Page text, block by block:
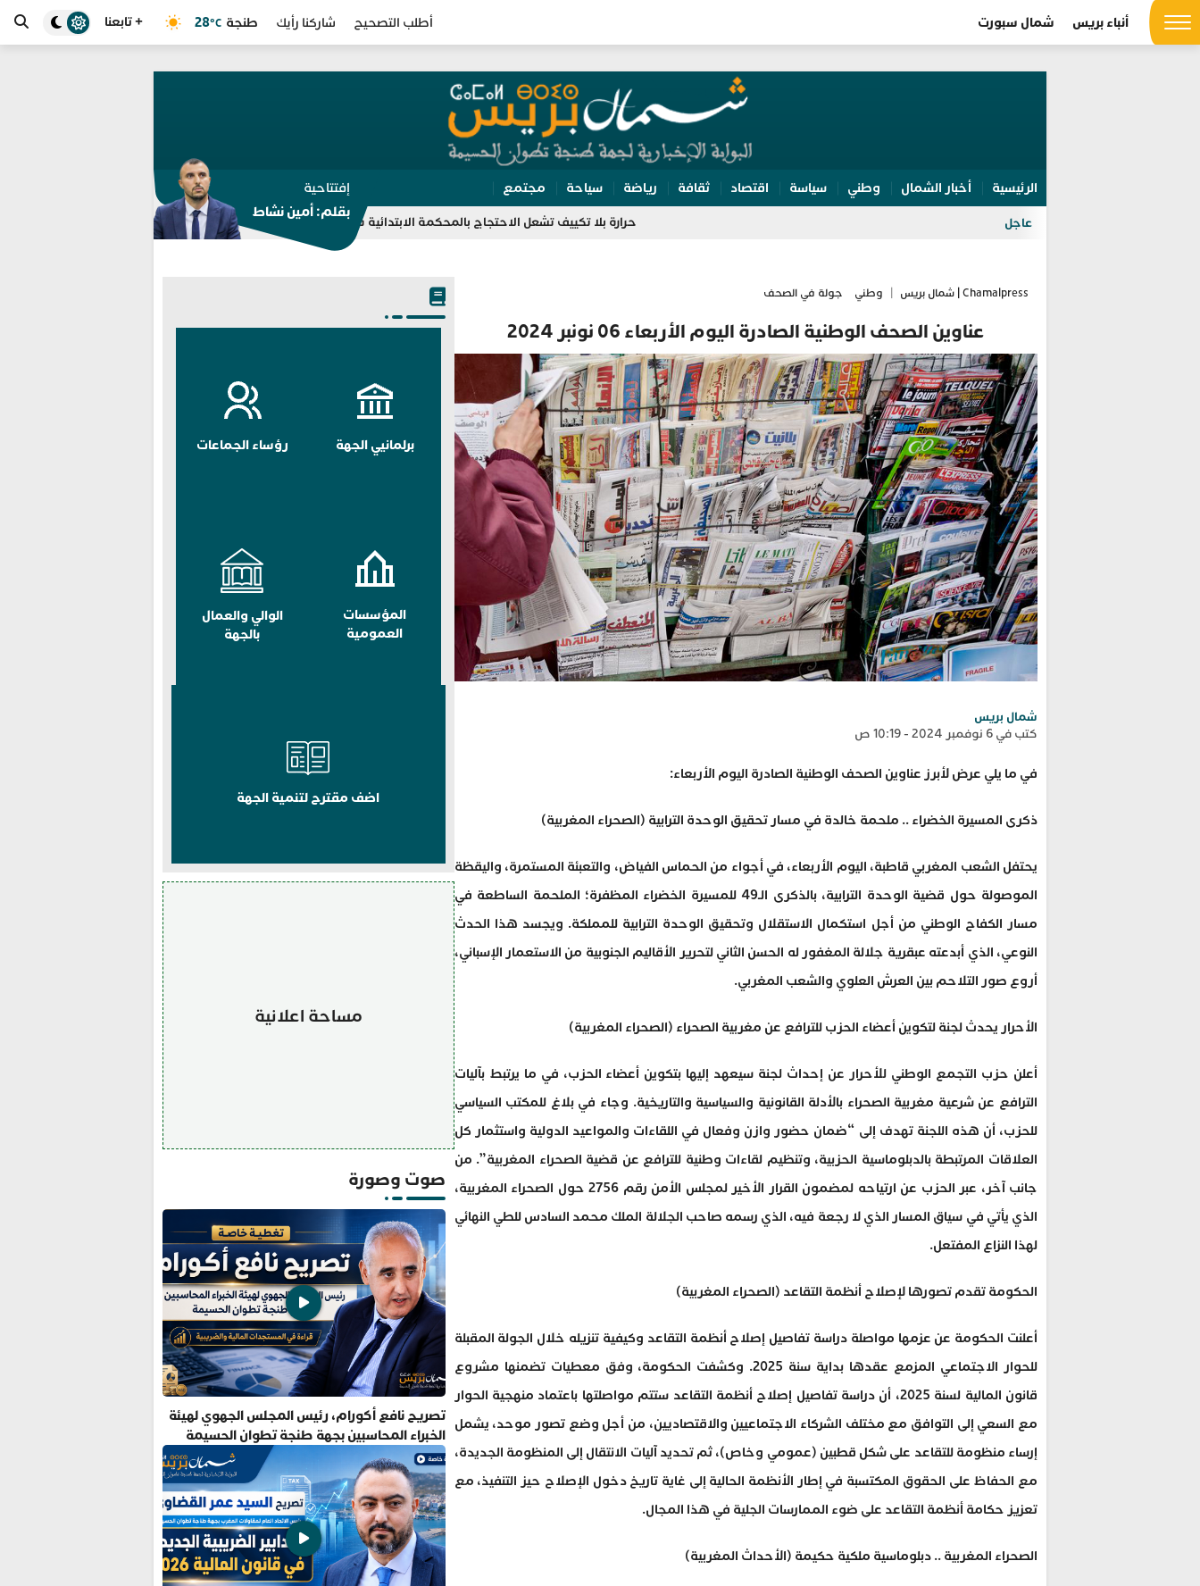
أنباء بريس شمال سبورت أطلب التصحيح شاركنا رأيك طنجة 28 °C + تابعنا
الرئيسية أخبار الشمال وطني سياسة اقتصاد ثقافة رياضة سياحة مجتمع
عاجل تسريبات “الدفع مقابل الحذف” تلاحق هشام جيراندو وتكشف حرارة بلا تكييف تشعل الاحتجاج بالمحكمة الابتدائية في طنجة
إفتتاحية
بقلم: أمين نشاط
Chamalpress | شمال بريس وطني جولة في الصحف
عناوين الصحف الوطنية الصادرة اليوم الأربعاء 06 نونبر 2024
شمال بريس
كتب في 6 نوفمبر 2024 - 10:19 ص
في ما يلي عرض لأبرز عناوين الصحف الوطنية الصادرة اليوم الأربعاء:
ذكرى المسيرة الخضراء .. ملحمة خالدة في مسار تحقيق الوحدة الترابية (الصحراء المغربية)
يحتفل الشعب المغربي قاطبة، اليوم الأربعاء، في أجواء من الحماس الفياض، والتعبئة المستمرة، واليقظة
الموصولة حول قضية الوحدة الترابية، بالذكرى الـ49 للمسيرة الخضراء المظفرة؛ الملحمة الساطعة في
مسار الكفاح الوطني من أجل استكمال الاستقلال وتحقيق الوحدة الترابية للمملكة. ويجسد هذا الحدث
النوعي، الذي أبدعته عبقرية جلالة المغفور له الحسن الثاني لتحرير الأقاليم الجنوبية من الاستعمار الإسباني،
أروع صور التلاحم بين العرش العلوي والشعب المغربي.
الأحرار يحدث لجنة لتكوين أعضاء الحزب للترافع عن مغربية الصحراء (الصحراء المغربية)
أعلن حزب التجمع الوطني للأحرار عن إحداث لجنة سيعهد إليها بتكوين أعضاء الحزب، في ما يرتبط بآليات
الترافع عن شرعية مغربية الصحراء بالأدلة القانونية والسياسية والتاريخية. وجاء في بلاغ للمكتب السياسي
للحزب، أن هذه اللجنة تهدف إلى “ضمان حضور وازن وفعال في اللقاءات والمواعيد الدولية واستثمار كل
العلاقات المرتبطة بالدبلوماسية الحزبية، وتنظيم لقاءات وطنية للترافع عن قضية الصحراء المغربية”. من
جانب آخر، عبر الحزب عن ارتياحه لمضمون القرار الأخير لمجلس الأمن رقم 2756 حول الصحراء المغربية،
الذي يأتي في سياق المسار الذي لا رجعة فيه، الذي رسمه صاحب الجلالة الملك محمد السادس للطي النهائي
لهذا النزاع المفتعل.
الحكومة تقدم تصورها لإصلاح أنظمة التقاعد (الصحراء المغربية)
أعلنت الحكومة عن عزمها مواصلة دراسة تفاصيل إصلاح أنظمة التقاعد وكيفية تنزيله خلال الجولة المقبلة
للحوار الاجتماعي المزمع عقدها بداية سنة 2025. وكشفت الحكومة، وفق معطيات تضمنها مشروع
قانون المالية لسنة 2025، أن دراسة تفاصيل إصلاح أنظمة التقاعد ستتم مواصلتها باعتماد منهجية الحوار
مع السعي إلى التوافق مع مختلف الشركاء الاجتماعيين والاقتصاديين، من أجل وضع تصور موحد، يشمل
إرساء منظومة للتقاعد على شكل قطبين (عمومي وخاص)، ثم تحديد آليات الانتقال إلى المنظومة الجديدة،
مع الحفاظ على الحقوق المكتسبة في إطار الأنظمة الحالية إلى غاية تاريخ دخول الإصلاح حيز التنفيذ، مع
تعزيز حكامة أنظمة التقاعد على ضوء الممارسات الجلية في هذا المجال.
الصحراء المغربية .. دبلوماسية ملكية حكيمة (الأحداث المغربية)
برلمانيي الجهة رؤساء الجماعات
المؤسسات
العمومية
الوالي والعمال
بالجهة
اضف مقترح لتنمية الجهة
مساحة اعلانية
صوت وصورة
تصريح نافع أكورام، رئيس المجلس الجهوي لهيئة
الخبراء المحاسبين بجهة طنجة تطوان الحسيمة